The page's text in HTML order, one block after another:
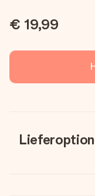
€ 19,99